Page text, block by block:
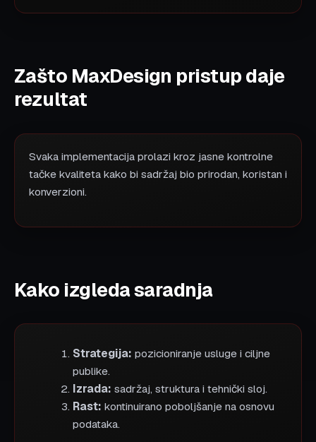
Zašto MaxDesign pristup daje
rezultat
Svaka implementacija prolazi kroz jasne kontrolne
tačke kvaliteta kako bi sadržaj bio prirodan, koristan i
konverzioni.
Kako izgleda saradnja
Strategija: pozicioniranje usluge i ciljne
publike.
Izrada: sadržaj, struktura i tehnički sloj.
Rast: kontinuirano poboljšanje na osnovu
podataka.